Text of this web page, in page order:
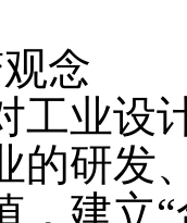
念
业设计
的研发